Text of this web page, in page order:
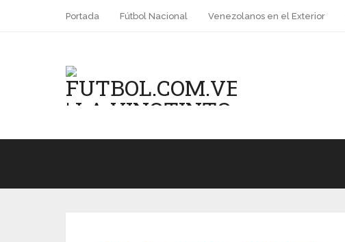
Portada Fútbol Nacional Venezolanos en el Exterior